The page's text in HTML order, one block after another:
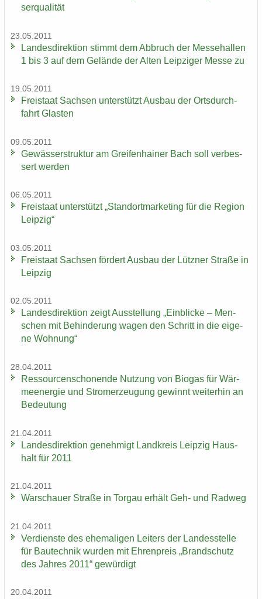
ser­qua­li­tät
23.05.2011
Lan­des­di­rek­ti­on stimmt dem Ab­bruch der Mes­se­hal­len
1 bis 3 auf dem Ge­län­de der Alten Leip­zi­ger Messe zu
19.05.2011
Frei­staat Sach­sen un­ter­stützt Aus­bau der Orts­durch­
fahrt Glas­ten
09.05.2011
Ge­wäs­ser­struk­tur am Grei­fen­hai­ner Bach soll ver­bes­
sert wer­den
06.05.2011
Frei­staat un­ter­stützt „Stand­ort­mar­ke­ting für die Re­gi­on
Leip­zig“
03.05.2011
Frei­staat Sach­sen för­dert Aus­bau der Lütz­ner Stra­ße in
Leip­zig
02.05.2011
Lan­des­di­rek­ti­on zeigt Aus­stel­lung „Ein­bli­cke – Men­
schen mit Be­hin­de­rung wagen den Schritt in die ei­ge­
ne Woh­nung“
28.04.2011
Res­sour­cen­scho­nen­de Nut­zung von Bio­gas für Wär­
me­en­er­gie und Strom­erzeu­gung ge­winnt wei­ter­hin an
Be­deu­tung
21.04.2011
Lan­des­di­rek­ti­on ge­neh­migt Land­kreis Leip­zig Haus­
halt für 2011
21.04.2011
War­schau­er Stra­ße in Tor­gau er­hält Geh- und Rad­weg
21.04.2011
Ver­diens­te des ehe­ma­li­gen Lei­ters der Lan­des­stel­le
für Bau­tech­nik wur­den mit Eh­ren­preis „Brand­schutz
des Jah­res 2011“ ge­wür­digt
20.04.2011